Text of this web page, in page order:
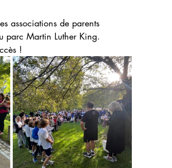
associations de parents
parc Martin Luther King.
!